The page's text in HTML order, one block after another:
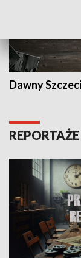
Dawny
REPORTAŻE